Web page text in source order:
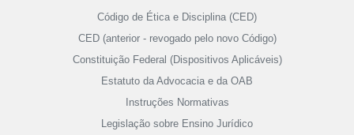
Código de Ética e Disciplina (CED)
CED (anterior - revogado pelo novo Código)
Constituição Federal (Dispositivos Aplicáveis)
Estatuto da Advocacia e da OAB
Instruções Normativas
Legislação sobre Ensino Jurídico